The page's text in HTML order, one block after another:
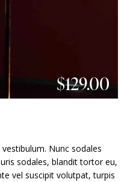
$129.00
Nunc sodales
sodales, blandit tortor eu,
vel suscipit volutpat, turpis